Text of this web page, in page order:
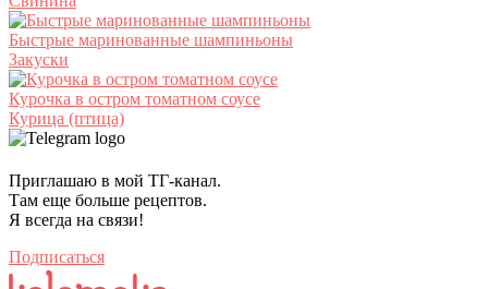
Быстрые маринованные шампиньоны
Закуски
Курочка в остром томатном соусе
Курица (птица)
Приглашаю в мой ТГ-канал.
Там еще больше рецептов.
Я всегда на связи!
Подписаться